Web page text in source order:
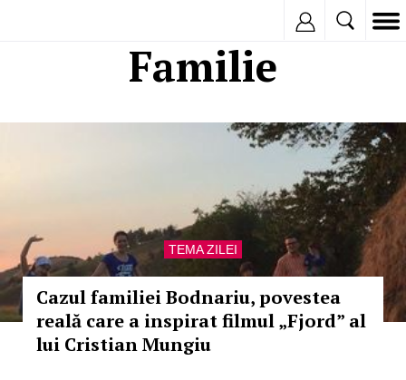
Familie
TEMA ZILEI
Cazul familiei Bodnariu, povestea
reală care a inspirat filmul „Fjord” al
lui Cristian Mungiu